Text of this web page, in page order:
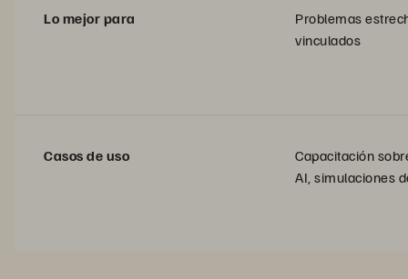
Lo mejor para
Problemas
vinculados
Casos de uso
Capacitación
AI, simulaciones